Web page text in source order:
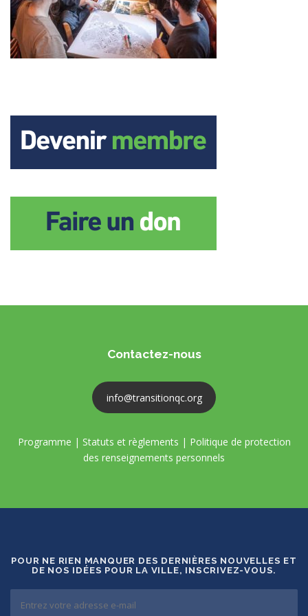
Contactez-nous
info@transitionqc.org
Programme | Statuts et règlements | Politique de protection
des renseignements personnels
POUR NE RIEN MANQUER DES DERNIÈRES NOUVELLES ET
DE NOS IDÉES POUR LA VILLE, INSCRIVEZ-VOUS.